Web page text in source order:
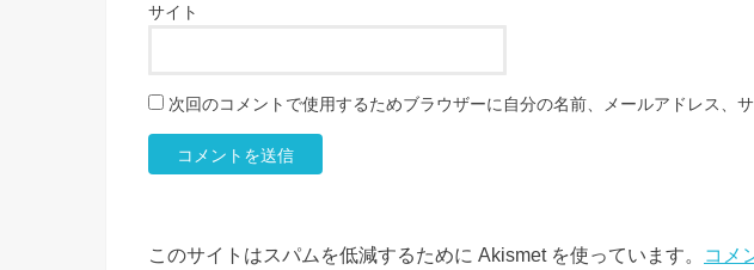
サイト
次回のコメントで使用するためブラウザーに自分の名前、メールアドレス、サ
このサイトはスパムを低減するために Akismet を使っています。
コメ